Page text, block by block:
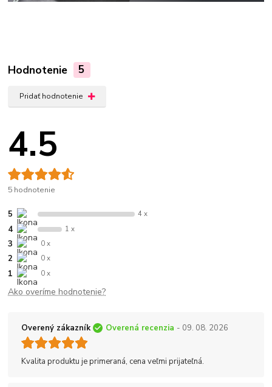
Hodnotenie 5
Pridať hodnotenie
4.5
5 hodnotenie
5 4 x
4 1 x
3 0 x
2 0 x
1 0 x
Ako overíme hodnotenie?
Overený zákazník Overená recenzia - 09. 08. 2026
Kvalita produktu je primeraná, cena veľmi prijateľná.